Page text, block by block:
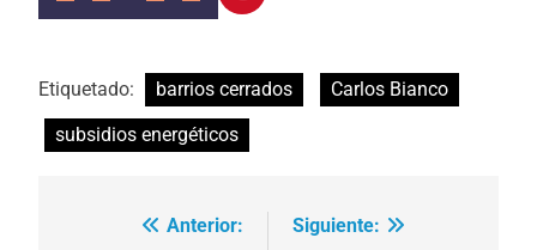
Etiquetado: barrios cerrados
Carlos Bianco
subsidios energéticos
Navegación
Anterior:
Siguiente: